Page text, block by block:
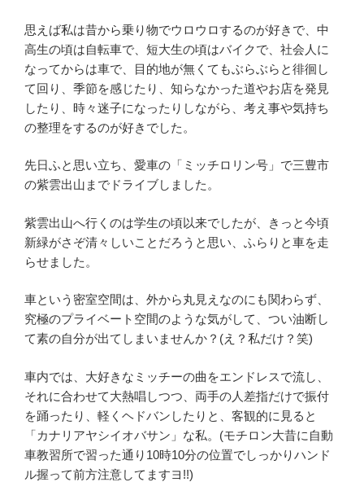
思えば私は昔から乗り物でウロウロするのが好きで、中
高生の頃は自転車で、短大生の頃はバイクで、社会人に
なってからは車で、目的地が無くてもぶらぶらと徘徊し
て回り、季節を感じたり、知らなかった道やお店を発見
したり、時々迷子になったりしながら、考え事や気持ち
の整理をするのが好きでした。
先日ふと思い立ち、愛車の「ミッチロリン号」で三豊市
の紫雲出山までドライブしました。
紫雲出山へ行くのは学生の頃以来でしたが、きっと今頃
新緑がさぞ清々しいことだろうと思い、ふらりと車を走
らせました。
車という密室空間は、外から丸見えなのにも関わらず、
究極のプライベート空間のような気がして、つい油断し
て素の自分が出てしまいませんか？(え？私だけ？笑)
車内では、大好きなミッチーの曲をエンドレスで流し、
それに合わせて大熱唱しつつ、両手の人差指だけで振付
を踊ったり、軽くヘドバンしたりと、客観的に見ると
「カナリアヤシイオバサン」な私。(モチロン大昔に自動
車教習所で習った通り10時10分の位置でしっかりハンド
ル握って前方注意してますヨ!!)